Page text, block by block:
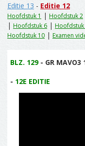
Editie 13 - Editie 12
Hoofdstuk 1 | Hoofdstuk 2
| Hoofdstuk 6 | Hoofdstuk
Hoofdstuk 10 | Examen
BLZ. 129- GR MAVO3
- 12E EDITIE